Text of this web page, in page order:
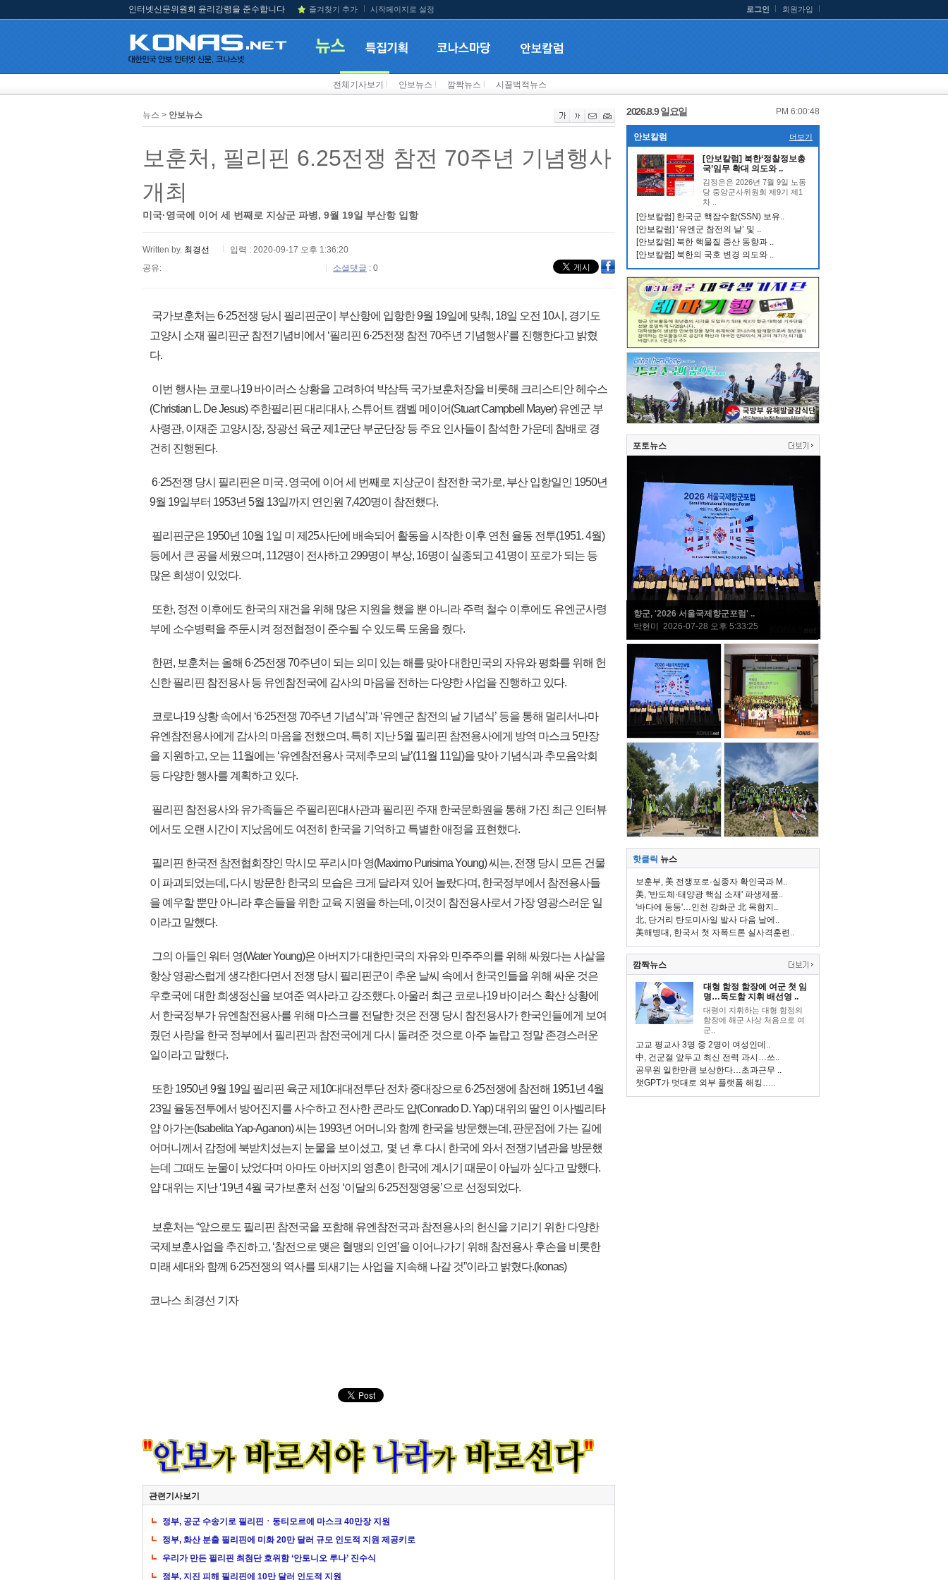
인터넷신문위원회 윤리강령을 준수합니다 즐겨찾기 추가 시작페이지로 설정 로그인 회원가입
전체기사보기 안보뉴스 깜짝뉴스 시끌벅적뉴스
뉴스 > 안보뉴스
보훈처, 필리핀 6.25전쟁 참전 70주년 기념행사
개최
미국·영국에 이어 세 번째로 지상군 파병, 9월 19일 부산항 입항
Written by. 최경선
입력 : 2020-09-17 오후 1:36:20
공유:
소셜댓글 : 0
국가보훈처는 6·25전쟁 당시 필리핀군이 부산항에 입항한 9월 19일에 맞춰, 18일 오전 10시, 경기도
고양시 소재 필리핀군 참전기념비에서 ‘필리핀 6·25전쟁 참전 70주년 기념행사’를 진행한다고 밝혔
다.
이번 행사는 코로나19 바이러스 상황을 고려하여 박삼득 국가보훈처장을 비롯해 크리스티안 헤수스
(Christian L. De Jesus) 주한필리핀 대리대사, 스튜어트 캠벨 메이어(Stuart Campbell Mayer) 유엔군 부
사령관, 이재준 고양시장, 장광선 육군 제1군단 부군단장 등 주요 인사들이 참석한 가운데 참배로 경
건히 진행된다.
6·25전쟁 당시 필리핀은 미국․영국에 이어 세 번째로 지상군이 참전한 국가로, 부산 입항일인 1950년
9월 19일부터 1953년 5월 13일까지 연인원 7,420명이 참전했다.
필리핀군은 1950년 10월 1일 미 제25사단에 배속되어 활동을 시작한 이후 연천 율동 전투(1951. 4월)
등에서 큰 공을 세웠으며, 112명이 전사하고 299명이 부상, 16명이 실종되고 41명이 포로가 되는 등
많은 희생이 있었다.
또한, 정전 이후에도 한국의 재건을 위해 많은 지원을 했을 뿐 아니라 주력 철수 이후에도 유엔군사령
부에 소수병력을 주둔시켜 정전협정이 준수될 수 있도록 도움을 줬다.
한편, 보훈처는 올해 6·25전쟁 70주년이 되는 의미 있는 해를 맞아 대한민국의 자유와 평화를 위해 헌
신한 필리핀 참전용사 등 유엔참전국에 감사의 마음을 전하는 다양한 사업을 진행하고 있다.
코로나19 상황 속에서 ‘6·25전쟁 70주년 기념식’과 ‘유엔군 참전의 날 기념식’ 등을 통해 멀리서나마
유엔참전용사에게 감사의 마음을 전했으며, 특히 지난 5월 필리핀 참전용사에게 방역 마스크 5만장
을 지원하고, 오는 11월에는 ‘유엔참전용사 국제추모의 날’(11월 11일)을 맞아 기념식과 추모음악회
등 다양한 행사를 계획하고 있다.
필리핀 참전용사와 유가족들은 주필리핀대사관과 필리핀 주재 한국문화원을 통해 가진 최근 인터뷰
에서도 오랜 시간이 지났음에도 여전히 한국을 기억하고 특별한 애정을 표현했다.
필리핀 한국전 참전협회장인 막시모 푸리시마 영(Maximo Purisima Young) 씨는, 전쟁 당시 모든 건물
이 파괴되었는데, 다시 방문한 한국의 모습은 크게 달라져 있어 놀랐다며, 한국정부에서 참전용사들
을 예우할 뿐만 아니라 후손들을 위한 교육 지원을 하는데, 이것이 참전용사로서 가장 영광스러운 일
이라고 말했다.
그의 아들인 워터 영(Water Young)은 아버지가 대한민국의 자유와 민주주의를 위해 싸웠다는 사살을
항상 영광스럽게 생각한다면서 전쟁 당시 필리핀군이 추운 날씨 속에서 한국인들을 위해 싸운 것은
우호국에 대한 희생정신을 보여준 역사라고 강조했다. 아울러 최근 코로나19 바이러스 확산 상황에
서 한국정부가 유엔참전용사를 위해 마스크를 전달한 것은 전쟁 당시 참전용사가 한국인들에게 보여
줬던 사랑을 한국 정부에서 필리핀과 참전국에게 다시 돌려준 것으로 아주 놀랍고 정말 존경스러운
일이라고 말했다.
또한 1950년 9월 19일 필리핀 육군 제10대대전투단 전차 중대장으로 6·25전쟁에 참전해 1951년 4월
23일 율동전투에서 방어진지를 사수하고 전사한 콘라도 얍(Conrado D. Yap) 대위의 딸인 이사벨리타
얍 아가논(Isabelita Yap-Aganon) 씨는 1993년 어머니와 함께 한국을 방문했는데, 판문점에 가는 길에
어머니께서 감정에 북받치셨는지 눈물을 보이셨고, 몇 년 후 다시 한국에 와서 전쟁기념관을 방문했
는데 그때도 눈물이 났었다며 아마도 아버지의 영혼이 한국에 계시기 때문이 아닐까 싶다고 말했다.
얍 대위는 지난 ‘19년 4월 국가보훈처 선정 ‘이달의 6·25전쟁영웅’으로 선정되었다.
보훈처는 “앞으로도 필리핀 참전국을 포함해 유엔참전국과 참전용사의 헌신을 기리기 위한 다양한
국제보훈사업을 추진하고, ‘참전으로 맺은 혈맹의 인연’을 이어나가기 위해 참전용사 후손을 비롯한
미래 세대와 함께 6·25전쟁의 역사를 되새기는 사업을 지속해 나갈 것”이라고 밝혔다.(konas)
코나스 최경선 기자
관련기사보기
정부, 공군 수송기로 필리핀ㆍ동티모르에 마스크 40만장 지원
정부, 화산 분출 필리핀에 미화 20만 달러 규모 인도적 지원 제공키로
우리가 만든 필리핀 최첨단 호위함 ‘안토니오 루나’ 진수식
정부, 지진 피해 필리핀에 10만 달러 인도적 지원
2026.8.9 일요일 PM 6:00:49
안보칼럼 더보기
[안보칼럼] 북한‘정찰정보총
국’임무 확대 의도와 ..
김정은은 2026년 7월 9일 노동
당 중앙군사위원회 제9기 제1
차 ..
[안보칼럼] 한국군 핵잠수함(SSN) 보유..
[안보칼럼] ‘유엔군 참전의 날’ 및 ..
[안보칼럼] 북한 핵물질 증산 동향과 ..
[안보칼럼] 북한의 국호 변경 의도와 ..
포토뉴스
향군, '2026 서울국제향군포럼' ..
박현미 2026-07-28 오후 5:33:25
핫클릭 뉴스
보훈부, 美 전쟁포로·실종자 확인국과 M..
美, '반도체·태양광 핵심 소재' 파생제품..
'바다에 둥둥'…인천 강화군 北 목함지..
北, 단거리 탄도미사일 발사 다음 날에..
美해병대, 한국서 첫 자폭드론 실사격훈련..
깜짝뉴스
대형 함정 함장에 여군 첫 임
명…독도함 지휘 배선영 ..
대령이 지휘하는 대형 함정의
함장에 해군 사상 처음으로 여
군..
고교 평교사 3명 중 2명이 여성인데..
中, 건군절 앞두고 최신 전력 과시…쓰..
공무원 일한만큼 보상한다…초과근무 ..
챗GPT가 멋대로 외부 플랫폼 해킹…..